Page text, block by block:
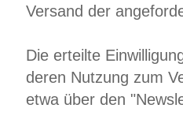
Versand der
Die erteilte
deren Nutzung zum
etwa über den